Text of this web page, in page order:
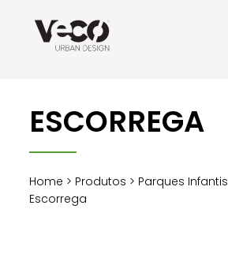
ESCORREGA
Home > Produtos > Parques Infantis
Escorrega